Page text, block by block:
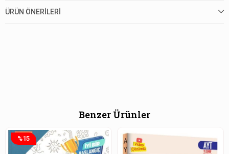
ÜRÜN ÖNERILERI
Benzer Ürünler
%15